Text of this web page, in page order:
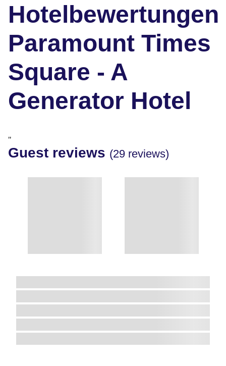
Hotelbewertungen
Paramount Times
Square - A
Generator Hotel
"
Guest reviews (29 reviews)